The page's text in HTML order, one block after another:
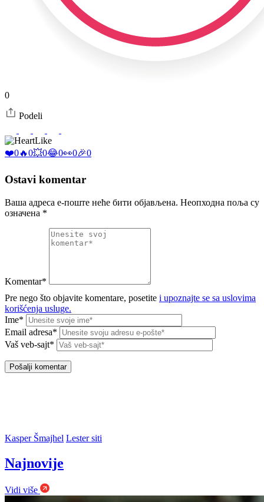
0
Podeli
Like
❤️0🔥0💥0😂0👀0🎉0
Ostavi komentar
Ваша адреса е-поште неће бити објављена. Неопходна поља су
означена *
Komentar*
Pre nego što objavite komentare, posetite i upoznajte se sa uslovima
korišćenja usluge.
Ime*
Email adresa*
Vaš veb-sajt*
Kasper Šmajhel Lester siti
Najnovije
Vidi više